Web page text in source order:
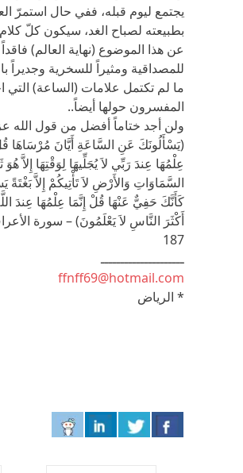
يجتمع ليوم قبله، ففي حال استمرّ
بطبيعته لصباح الغد، سيكون كلّ كلام
عن هذا الموضوع (نهاية العالم) فاقداً
للمصداقية ومثيراً للسخرية وجديراً
ما لم تكتمل علامات (الساعة) التي
المفسرون حولها أيضاً..
ولن أجد ختاماً أفضل من قول الله
(يَسْأَلُونَكَ عَنِ السَّاعَةِ أَيَّانَ مُرْسَاهَا
عِلْمُهَا عِندَ رَبِّي لاَ يُجَلِّيهَا لِوَقْتِهَا إِلاَّ
السَّمَاوَاتِ وَالأَرْضِ لاَ تَأْتِيكُمْ إِلاَّ بَغْتَةً
كَأَنَّكَ حَفِيٌّ عَنْهَا قُلْ إِنَّمَا عِلْمُهَا عِندَ
أَكْثَرَ النَّاسِ لاَ يَعْلَمُونَ) – سورة
187
ـــــــــــــــــــــ
ffnff69@hotmail.com
* الرياض